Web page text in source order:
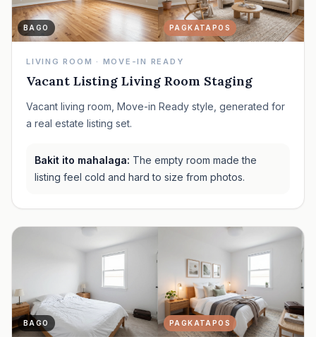
BAGO PAGKATAPOS
LIVING ROOM · MOVE-IN READY
Vacant Listing Living Room Staging
Vacant living room, Move-in Ready style, generated for
a real estate listing set.
Bakit ito mahalaga: The empty room made the
listing feel cold and hard to size from photos.
BAGO PAGKATAPOS